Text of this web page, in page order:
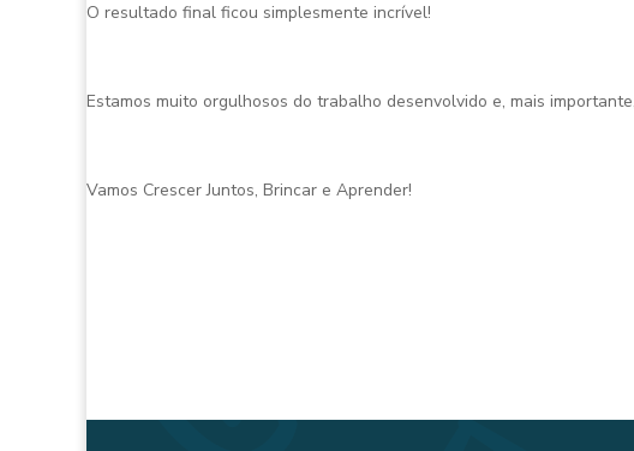
O resultado final ficou simplesmente incrível!
Estamos muito orgulhosos do trabalho desenvolvido e, mais
Vamos Crescer Juntos, Brincar e Aprender!